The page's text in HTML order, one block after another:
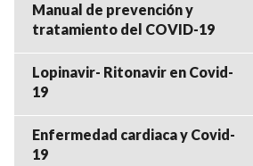
Manual de prevención y
tratamiento del COVID-19
Lopinavir- Ritonavir en Covid-
19
Enfermedad cardiaca y Covid-
19